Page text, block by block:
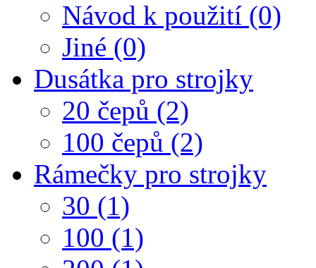
Návod k použití (0)
Jiné (0)
Dusátka pro strojky
20 čepů (2)
100 čepů (2)
Rámečky pro strojky
30 (1)
100 (1)